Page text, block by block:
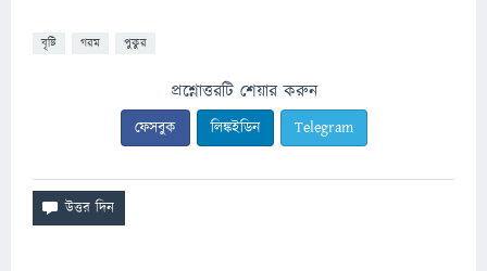
বৃষ্টি গরম পুকুর
প্রশ্নোত্তরটি শেয়ার করুন
ফেসবুক লিঙ্কইডিন Telegram